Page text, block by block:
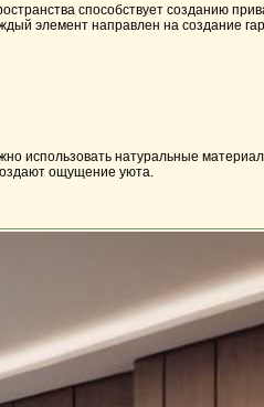
способствует созданию
элемент направлен на создание
использовать натуральные
ощущение уюта.